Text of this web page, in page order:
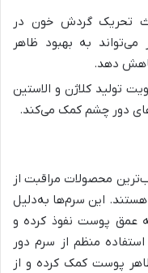
تحریک گردش خون در
به بهبود ظاهر
دهد.
تولید کلاژن و الاستین
دور چشم کمک می‌کند.
محصولات مراقبت از
این سرم‌ها به‌دلیل
عمق پوست نفوذ کرده و
منظم از سرم دور
پوست کمک کرده و از